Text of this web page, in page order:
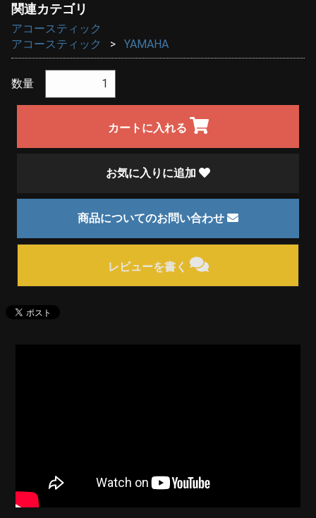
関連カテゴリ
アコースティック
アコースティック
YAMAHA
数量
カートに入れる
お気に入りに追加
商品についてのお問い合わせ
レビューを書く